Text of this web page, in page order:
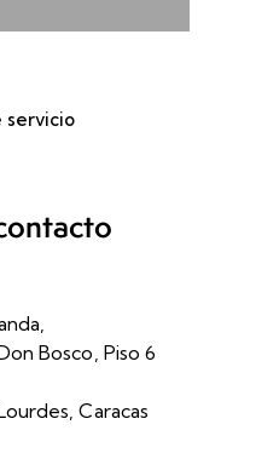
servicio
Bosco, Piso 6
Caracas